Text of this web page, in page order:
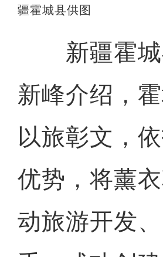
疆霍城县供图
新疆霍城
新峰介绍，
以旅彰文，
优势，将薰
动旅游开发